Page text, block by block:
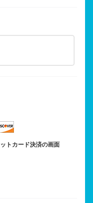
トカード決済の画面